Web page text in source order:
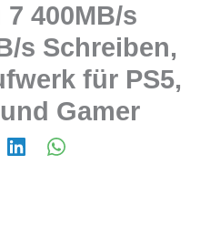
400MB/s
s Schreiben,
für PS5,
Gamer